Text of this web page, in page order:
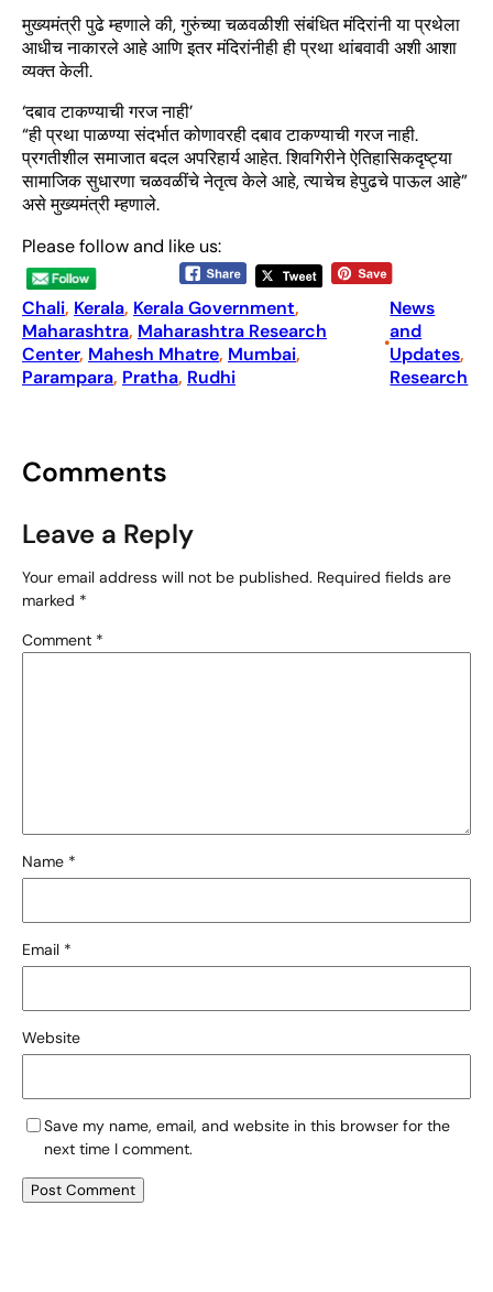
मुख्यमंत्री पुढे म्हणाले की, गुरुंच्या चळवळीशी संबंधित मंदिरांनी या प्रथेला
आधीच नाकारले आहे आणि इतर मंदिरांनीही ही प्रथा थांबवावी अशी आशा
व्यक्त केली.
‘दबाव टाकण्याची गरज नाही’
“ही प्रथा पाळण्या संदर्भात कोणावरही दबाव टाकण्याची गरज नाही.
प्रगतीशील समाजात बदल अपरिहार्य आहेत. शिवगिरीने ऐतिहासिकदृष्ट्या
सामाजिक सुधारणा चळवळींचे नेतृत्व केले आहे, त्याचेच हेपुढचे पाऊल आहे”
असे मुख्यमंत्री म्हणाले.
Please follow and like us:
Chali, Kerala, Kerala Government
Maharashtra, Maharashtra Research
Center, Mahesh Mhatre, Mumbai
Parampara, Pratha, Rudhi
•
News
and
Updates
Research
Comments
Leave a Reply
Your email address will not be published. Required fields are
marked *
Comment *
Name *
Email *
Website
Save my name, email, and website in this browser for the
next time I comment.